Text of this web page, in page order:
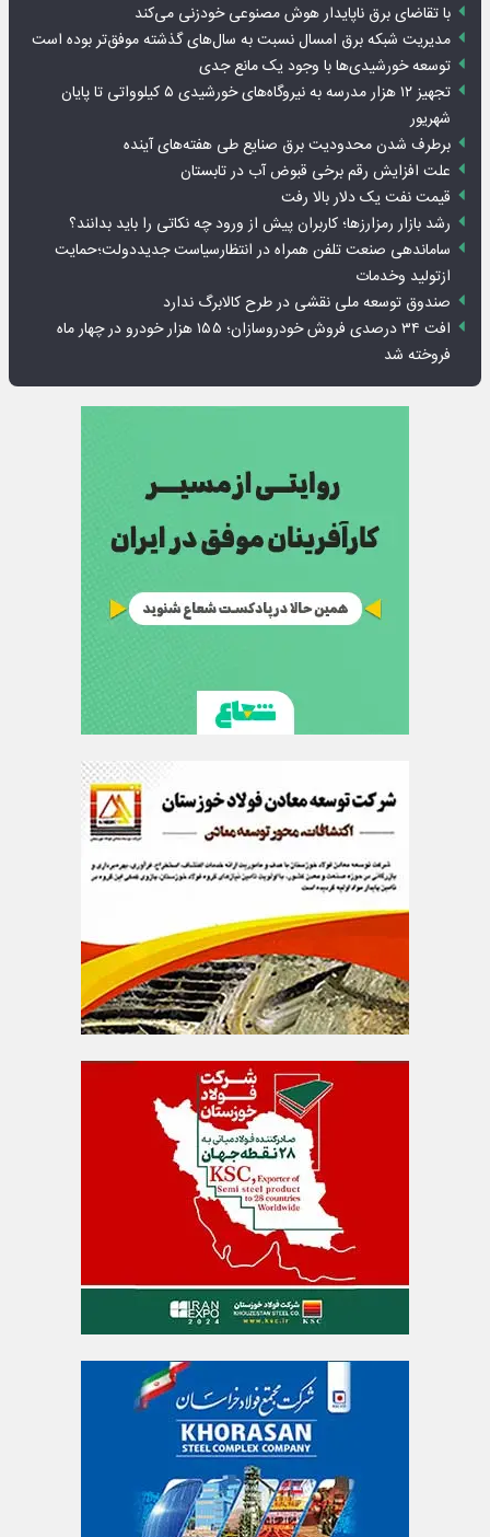
با تقاضای برق ناپایدار هوش مصنوعی خودزنی می‌کند
مدیریت شبکه برق امسال نسبت به سال‌های گذشته موفق‌تر بوده است
توسعه خورشیدی‌ها با وجود یک مانع جدی
تجهیز ۱۲ هزار مدرسه به نیروگاه‌های خورشیدی ۵ کیلوواتی تا پایان
شهریور
برطرف شدن محدودیت‌ برق صنایع طی هفته‌های آینده
علت افزایش رقم برخی قبوض آب در تابستان
قیمت نفت یک دلار بالا رفت
رشد بازار رمزارزها؛ کاربران پیش از ورود چه نکاتی را باید بدانند؟
ساماندهی صنعت تلفن همراه در انتظارسیاست جدیددولت؛حمایت
ازتولید وخدمات
صندوق توسعه ملی نقشی در طرح کالابرگ ندارد
افت ۳۴ درصدی فروش خودروسازان؛ ۱۵۵ هزار خودرو در چهار ماه
فروخته شد